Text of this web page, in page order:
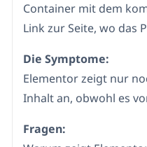
Container mit dem
Link zur Seite, wo das
Die Symptome:
Elementor zeigt nur
Inhalt an, obwohl es
Fragen: